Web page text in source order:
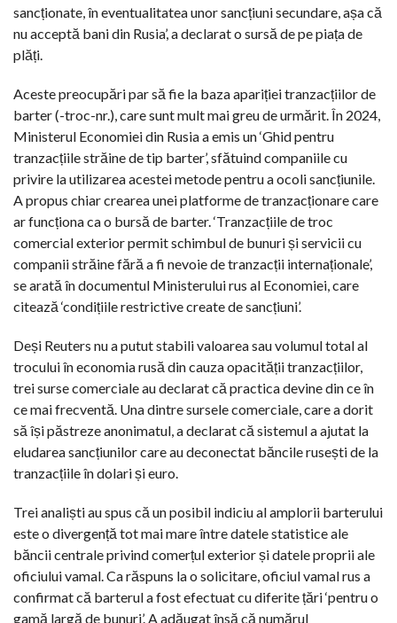
sancționate, în eventualitatea unor sancțiuni secundare, așa că
nu acceptă bani din Rusia’, a declarat o sursă de pe piața de
plăți.
Aceste preocupări par să fie la baza apariției tranzacțiilor de
barter (-troc-nr.), care sunt mult mai greu de urmărit. În 2024,
Ministerul Economiei din Rusia a emis un ‘Ghid pentru
tranzacțiile străine de tip barter’, sfătuind companiile cu
privire la utilizarea acestei metode pentru a ocoli sancțiunile.
A propus chiar crearea unei platforme de tranzacționare care
ar funcționa ca o bursă de barter. ‘Tranzacțiile de troc
comercial exterior permit schimbul de bunuri și servicii cu
companii străine fără a fi nevoie de tranzacții internaționale’,
se arată în documentul Ministerului rus al Economiei, care
citează ‘condițiile restrictive create de sancțiuni’.
Deși Reuters nu a putut stabili valoarea sau volumul total al
trocului în economia rusă din cauza opacității tranzacțiilor,
trei surse comerciale au declarat că practica devine din ce în
ce mai frecventă. Una dintre sursele comerciale, care a dorit
să își păstreze anonimatul, a declarat că sistemul a ajutat la
eludarea sancțiunilor care au deconectat băncile rusești de la
tranzacțiile în dolari și euro.
Trei analiști au spus că un posibil indiciu al amplorii barterului
este o divergență tot mai mare între datele statistice ale
băncii centrale privind comerțul exterior și datele proprii ale
oficiului vamal. Ca răspuns la o solicitare, oficiul vamal rus a
confirmat că barterul a fost efectuat cu diferite țări ‘pentru o
gamă largă de bunuri’. A adăugat însă că numărul